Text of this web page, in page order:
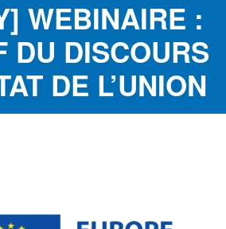
WEBINAIRE :
DU DISCOURS
DE L’UNION